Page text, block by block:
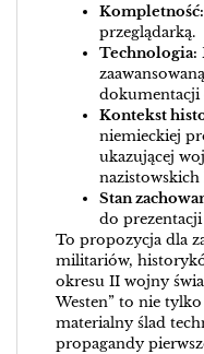
Kompletność:
przeglądarką.
Technologia:
dokumentacji
Kontekst
niemieckiej
ukazującej
nazistowskich
Stan
do
To propozycja dla
militariów,
okresu II wojny
Westen” to nie
materialny ślad
propagandy